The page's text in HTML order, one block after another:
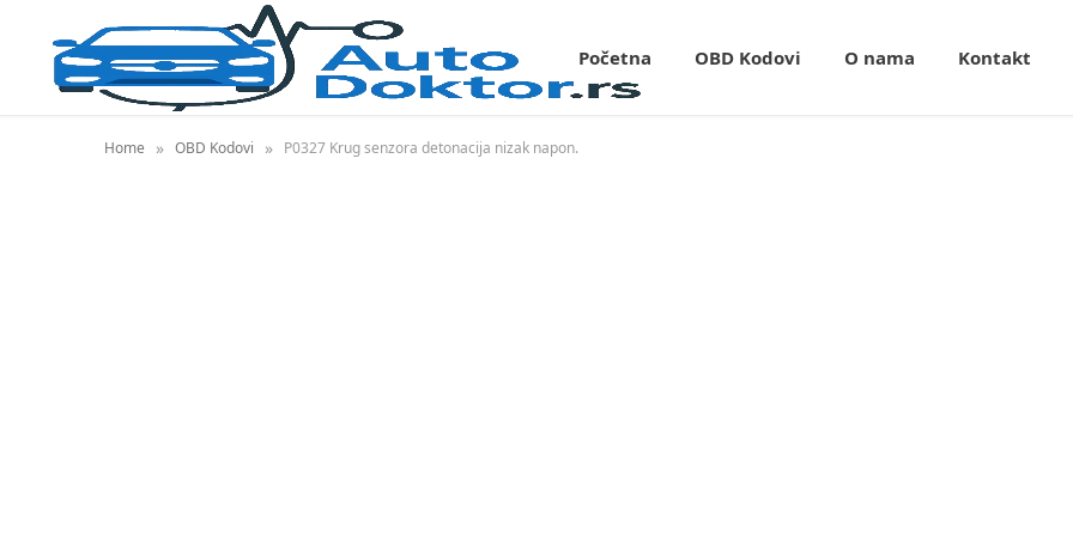
Početna OBD Kodovi O nama Kontakt
Home » OBD Kodovi » P0327 Krug senzora detonacija nizak napon.